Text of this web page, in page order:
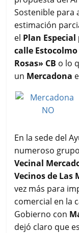
o
o
k
e
r
A
p
p
Sostenible para
estimación
el Plan
calle Estocolmo
Rosas» CB o lo
un Mercadona
En la sede del
numeroso
Vecinal
Vecinos de Las
vez más para
comercial en la
Gobierno con
dejó claro que